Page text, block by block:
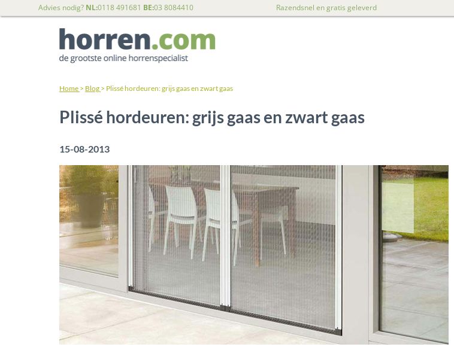
Advies nodig? NL:0118 491681 BE:03 8084410 Razendsnel en gratis geleverd
Home > Blog > Plissé hordeuren: grijs gaas en zwart gaas
Plissé hordeuren: grijs gaas en zwart gaas
15-08-2013